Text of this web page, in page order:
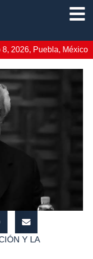
8, 2026, Puebla, México
Y LA